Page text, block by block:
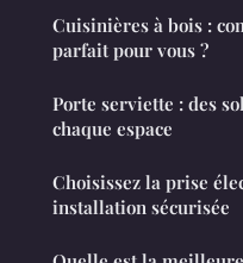
Cuisinières à bois :
parfait pour vous ?
Porte serviette : des
chaque espace
Choisissez la prise
installation sécurisée